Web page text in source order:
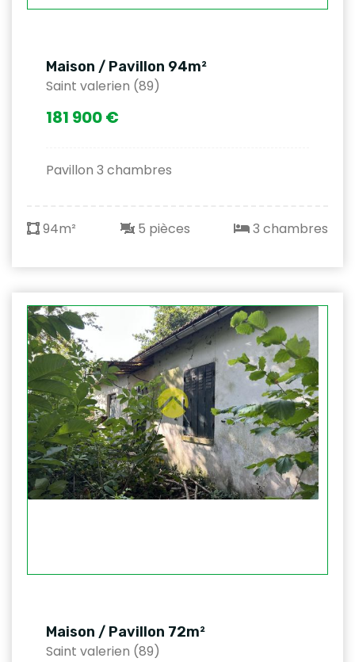
Maison / Pavillon 94m²
Saint valerien (89)
181 900 €
Pavillon 3 chambres
94m² 5 pièces 3 chambres
Maison / Pavillon 72m²
Saint valerien (89)